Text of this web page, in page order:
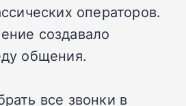
операторов.
создавало
общения.
все звонки в